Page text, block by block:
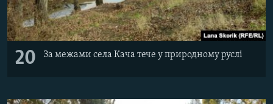
20 За межами села Кача тече у природному руслі